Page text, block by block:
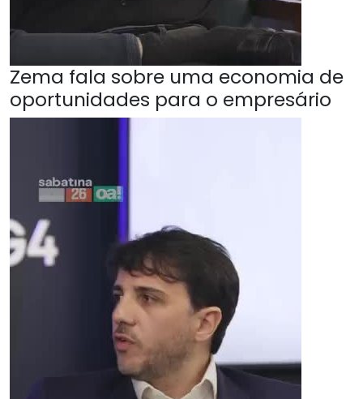
Zema fala sobre uma economia de
oportunidades para o empresário